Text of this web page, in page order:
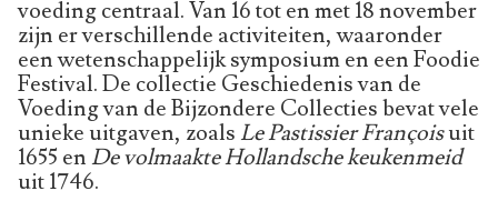
voeding centraal. Van 16 tot en met 18 november
zijn er verschillende activiteiten, waaronder
een wetenschappelijk symposium en een Foodie
Festival. De collectie Geschiedenis van de
Voeding van de Bijzondere Collecties bevat vele
unieke uitgaven, zoals Le Pastissier Françoisuit
1655 enDe volmaakte Hollandsche keukenmeid
uit 1746.